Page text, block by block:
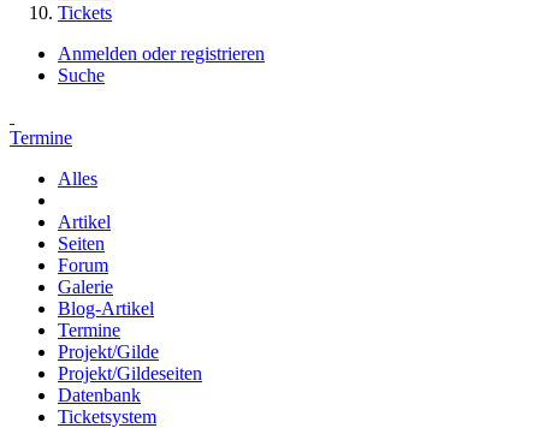
Tickets
Anmelden oder registrieren
Suche
Termine
Alles
Artikel
Seiten
Forum
Galerie
Blog-Artikel
Termine
Projekt/Gilde
Projekt/Gildeseiten
Datenbank
Ticketsystem